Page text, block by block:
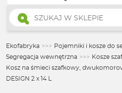
Wyszukiwarka
produktów
Ekofabryka >>> Pojemniki i kosze do
Segregacja wewnętrzna >>> Kosze
Kosz na śmieci szafkowy,
DESIGN 2 x 14 L